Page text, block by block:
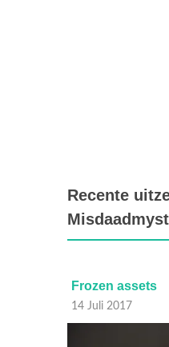
Recente
Frozen assets
14 Juli 2017